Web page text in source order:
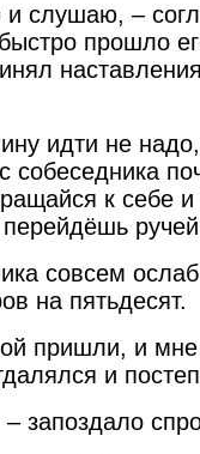
слушаю, –
прошло
идти не
собеседника
к себе
совсем
на пятьдесят.
пришли, и мне
и
запоздало